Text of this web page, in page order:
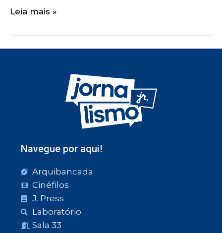
Leia mais »
Navegue por aqui!
Arquibancada
Cinéfilos
J. Press
Laboratório
Sala 33